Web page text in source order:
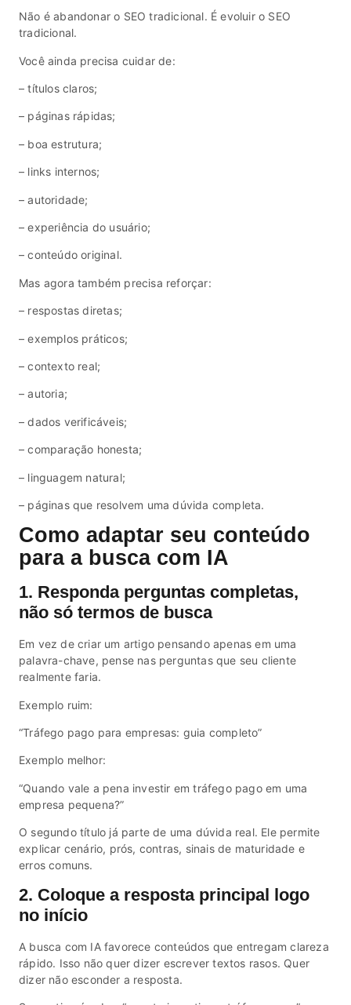
Não é abandonar o SEO tradicional. É evoluir o SEO
tradicional.
Você ainda precisa cuidar de:
– títulos claros;
– páginas rápidas;
– boa estrutura;
– links internos;
– autoridade;
– experiência do usuário;
– conteúdo original.
Mas agora também precisa reforçar:
– respostas diretas;
– exemplos práticos;
– contexto real;
– autoria;
– dados verificáveis;
– comparação honesta;
– linguagem natural;
– páginas que resolvem uma dúvida completa.
Como adaptar seu conteúdo
para a busca com IA
1. Responda perguntas completas,
não só termos de busca
Em vez de criar um artigo pensando apenas em uma
palavra-chave, pense nas perguntas que seu cliente
realmente faria.
Exemplo ruim:
“Tráfego pago para empresas: guia completo”
Exemplo melhor:
“Quando vale a pena investir em tráfego pago em uma
empresa pequena?”
O segundo título já parte de uma dúvida real. Ele permite
explicar cenário, prós, contras, sinais de maturidade e
erros comuns.
2. Coloque a resposta principal logo
no início
A busca com IA favorece conteúdos que entregam clareza
rápido. Isso não quer dizer escrever textos rasos. Quer
dizer não esconder a resposta.